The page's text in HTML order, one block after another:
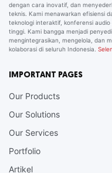
dengan cara inovatif, dan
teknis. Kami menawarkan efisiensi
teknologi interaktif, konferensi
tinggi. Kami bangga menjadi
mengintegrasikan, mengelola, dan
kolaborasi di seluruh Indonesia.
IMPORTANT PAGES
Our Products
Our Solutions
Our Services
Portfolio
Artikel